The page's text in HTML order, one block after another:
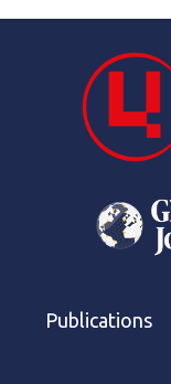
Publications